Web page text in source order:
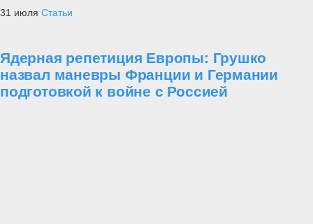
31 июля Статьи
Ядерная репетиция Европы: Грушко
назвал маневры Франции и Германии
подготовкой к войне с Россией